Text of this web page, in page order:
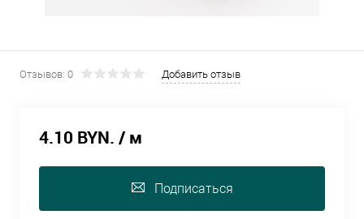
Отзывов: 0 Добавить отзыв
4.10 BYN. / м
Подписаться